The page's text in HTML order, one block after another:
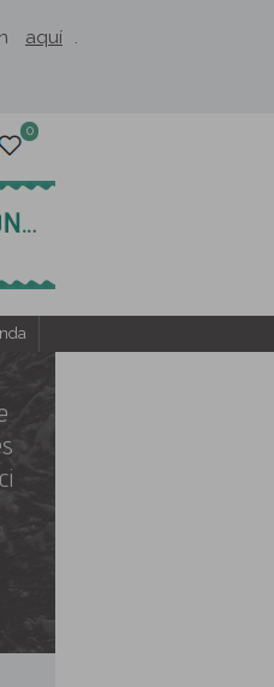
aquí
.
0